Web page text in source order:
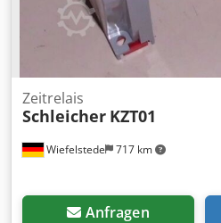
Wiefelstede 717 km
Zeitrelais
Schleicher KZT01
Anfragen